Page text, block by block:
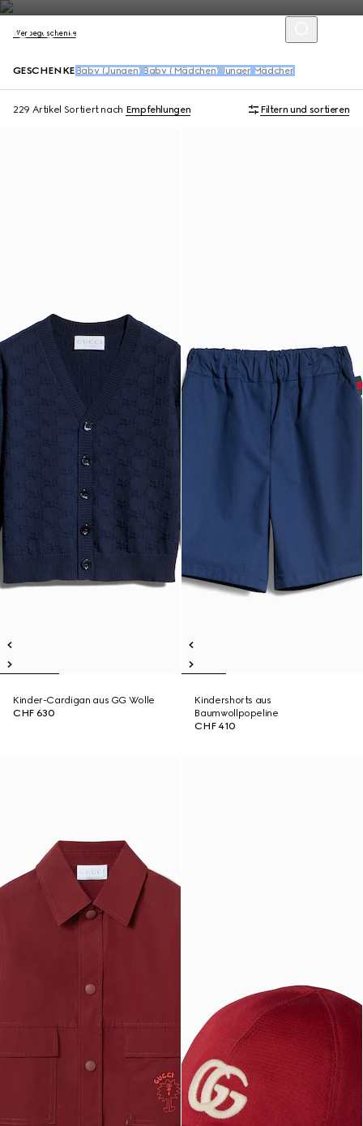
Werbegeschenke
GESCHENKE Baby (Jungen) Baby (Mädchen) Jungen Mädchen
229 Artikel Sortiert nach Empfehlungen Filtern und sortieren
Kinder-Cardigan aus GG Wolle
CHF 630
Kindershorts aus
Baumwollpopeline
CHF 410